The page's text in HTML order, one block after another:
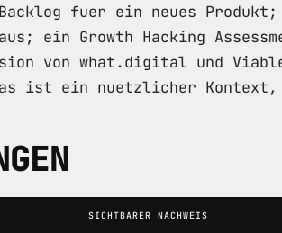
fuer ein neues Produkt;
ein Growth Hacking
von what.digital und
ist ein nuetzlicher
SICHTBARER NACHWEIS